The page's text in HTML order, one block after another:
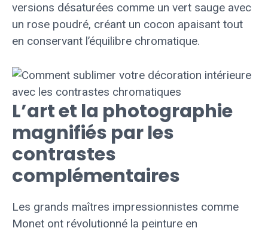
versions désaturées comme un vert sauge avec
un rose poudré, créant un cocon apaisant tout
en conservant l’équilibre chromatique.
L’art et la photographie
magnifiés par les
contrastes
complémentaires
Les grands maîtres impressionnistes comme
Monet ont révolutionné la peinture en